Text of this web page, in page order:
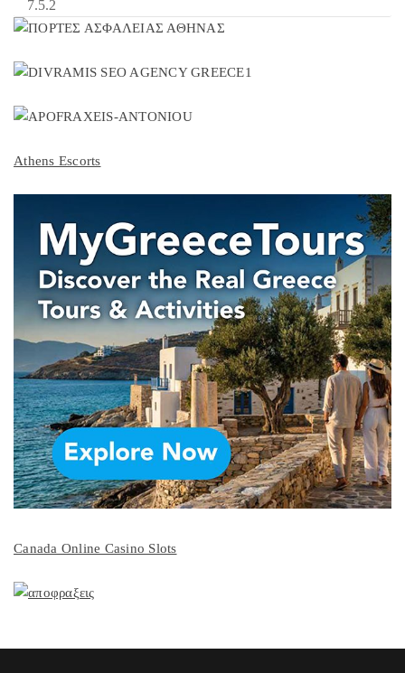
Athens Escorts
Canada Online Casino Slots